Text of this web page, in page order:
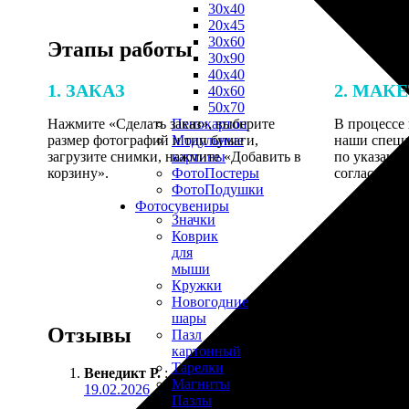
30х40
20х45
30х60
30х90
40х40
40х60
50х70
Пенокартон
Модульные
картины
ФотоПостеры
ФотоПодушки
Фотоcувениры
Значки
Коврик
для
мыши
Кружки
Новогодние
шары
Пазл
картонный
Тарелки
Магниты
Пазлы
Этапы работы
1. ЗАКАЗ
Нажмите «Сделать заказ», выберите
размер фотографий и тип бумаги,
загрузите снимки, нажмите «Добавить в
корзину».
2.
В процессе
наши
по
Отзывы
Венедикт Р. :
19.02.2026